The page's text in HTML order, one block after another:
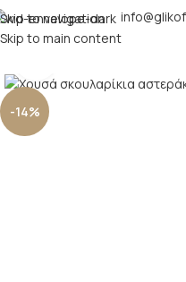
Skip to navigation
Skip to main content
-14%